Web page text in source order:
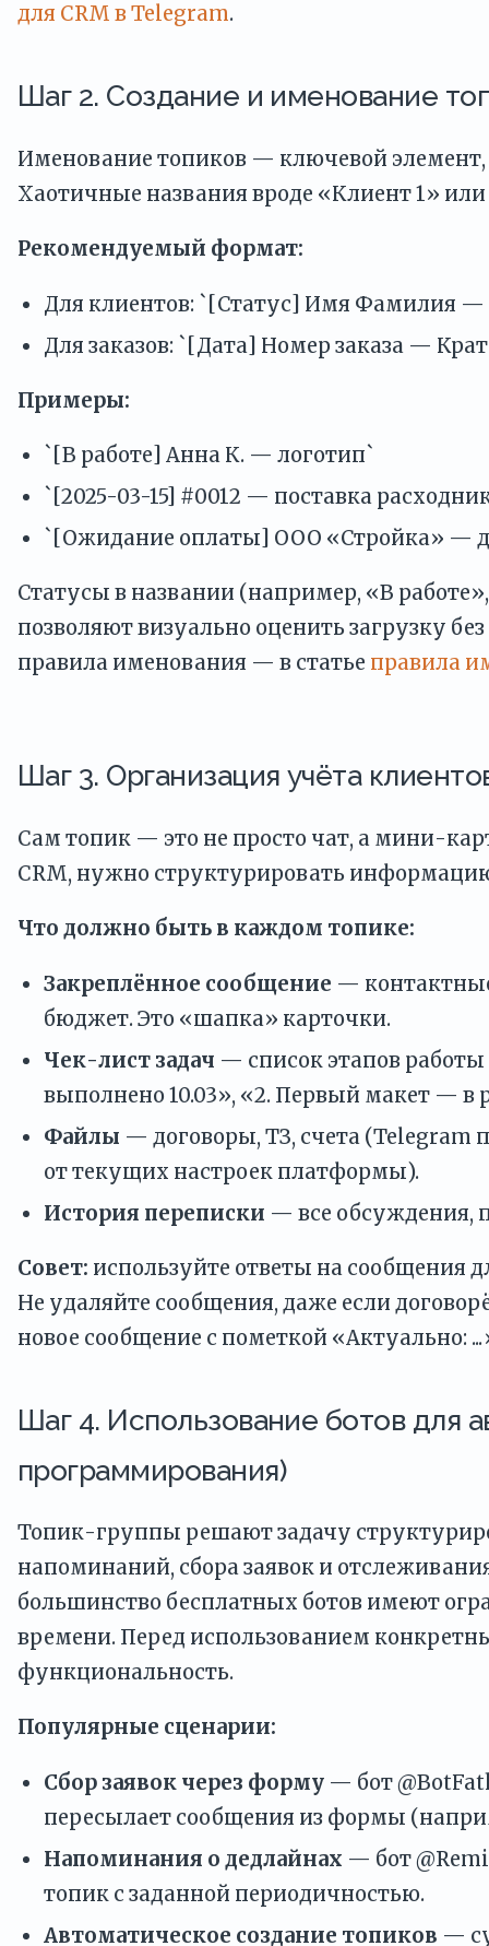
для CRM в Telegram.
Шаг 2. Создание и именование
Именование топиков — ключевой элемент,
Хаотичные названия вроде «Клиент 1»
Рекомендуемый формат:
Для клиентов: `[Статус] Имя Фамилия —
Для заказов: `[Дата] Номер заказа —
Примеры:
`[В работе] Анна К. — логотип`
`[2025-03-15] #0012 — поставка
`[Ожидание оплаты] ООО «Стройка» —
Статусы в названии (например, «В
позволяют визуально оценить загрузку
правила именования — в статье правила
Шаг 3. Организация учёта
Сам топик — это не просто чат, а мини-
CRM, нужно структурировать
Что должно быть в каждом топике:
Закреплённое сообщение —
бюджет. Это «шапка» карточки.
Чек-лист задач — список этапов
выполнено 10.03», «2. Первый макет — в
Файлы — договоры, ТЗ, счета (Telegram
от текущих настроек платформы).
История переписки — все обсуждения,
Совет: используйте ответы на сообщения
Не удаляйте сообщения, даже если
новое сообщение с пометкой «Актуально:
Шаг 4. Использование ботов для
программирования)
Топик-группы решают задачу
напоминаний, сбора заявок и
большинство бесплатных ботов имеют
времени. Перед использованием
функциональность.
Популярные сценарии:
Сбор заявок через форму — бот
пересылает сообщения из формы
Напоминания о дедлайнах — бот
топик с заданной периодичностью.
Автоматическое создание топиков —